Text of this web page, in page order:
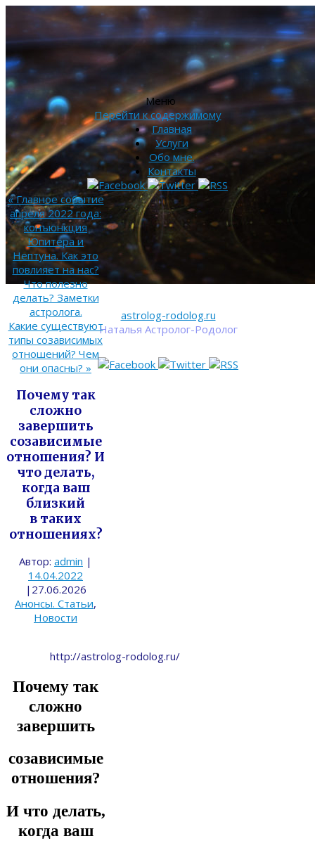
astrolog-rodolog.ru
Наталья Астролог-Родолог
Меню
Перейти к содержимому
Главная
Услуги
Обо мне.
Контакты
«Главное событие
апреля 2022 года:
конъюнкция
Юпитера и
Нептуна. Как это
повлияет на нас?
Что полезно
делать? Заметки
астролога.
Какие существуют
типы созависимых
отношений? Чем
они опасны? »
Почему так
сложно
завершить
созависимые
отношения? И
что делать,
когда ваш
близкий
в таких
отношениях?
Автор: admin |
14.04.2022
| 27.06.2026
Анонсы. Статьи,
Новости
http://astrolog-rodolog.ru/
Почему так
сложно
завершить
созависимые
отношения?
И что делать,
когда ваш